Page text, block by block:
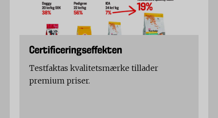
Certificeringseffekten
Testfaktas kvalitetsmærke tillader
premium priser.